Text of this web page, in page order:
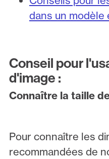
dans un modèle
Conseil pour
d'image :
Connaître la taille
Pour connaître les
recommandées de